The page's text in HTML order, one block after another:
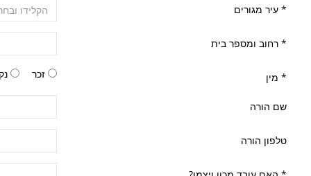
* עיר מגורים
* רחוב ומספר בית
* מין זכר
שם הורה
טלפון הורה